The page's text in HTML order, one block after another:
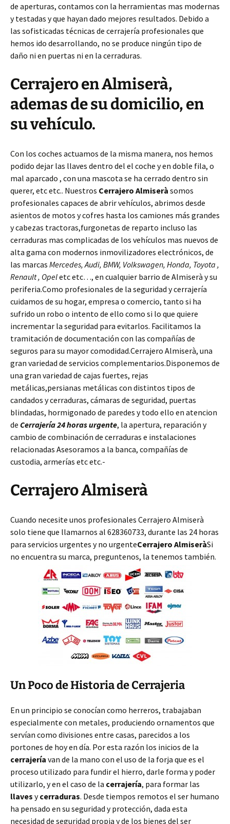
de aperturas, contamos con la herramientas mas modernas
y testadas y que hayan dado mejores resultados. Debido a
las sofisticadas técnicas de cerrajería profesionales que
hemos ido desarrollando, no se produce ningún tipo de
daño ni en puertas ni en la cerraduras.
Cerrajero en Almiserà,
ademas de su domicilio, en
su vehículo.
Con los coches actuamos de la misma manera, nos hemos
podido dejar las llaves dentro del el coche y en doble fila, o
mal aparcado , con una mascota se ha cerrado dentro sin
querer, etc etc.. Nuestros Cerrajero Almiserà somos
profesionales capaces de abrir vehículos, abrimos desde
asientos de motos y cofres hasta los camiones más grandes
y cabezas tractoras,furgonetas de reparto incluso las
cerraduras mas complicadas de los vehículos mas nuevos de
alta gama con modernos inmovilizadores electrónicos, de
las marcas Mercedes, Audi, BMW, Volkswagen, Honda, Toyota ,
Renault , Opeletc etc…, en cualquier barrio de Almiserà y su
periferia.Como profesionales de la seguridad y cerrajería
cuidamos de su hogar, empresa o comercio, tanto si ha
sufrido un robo o intento de ello como si lo que quiere
incrementar la seguridad para evitarlos. Facilitamos la
tramitación de documentación con las compañías de
seguros para su mayor comodidad.Cerrajero Almiserà, una
gran variedad de servicios complementarios.Disponemos de
una gran variedad de cajas fuertes, rejas
metálicas,persianas metálicas con distintos tipos de
candados y cerraduras, cámaras de seguridad, puertas
blindadas, hormigonado de paredes y todo ello en atencion
de Cerrajería 24 horas urgente, la apertura, reparación y
cambio de combinación de cerraduras e instalaciones
relacionadas Asesoramos a la banca, compañías de
custodia, armerías etc etc.-
Cerrajero Almiserà
Cuando necesite unos profesionales Cerrajero Almiserà
solo tiene que llamarnos al 628360733, durante las 24 horas
para servicios urgentes y no urgenteCerrajero AlmiseràSi
no encuentra su marca, preguntenos, la tenemos también.
Un Poco de Historia de Cerrajeria
En un principio se conocían como herreros, trabajaban
especialmente con metales, produciendo ornamentos que
servían como divisiones entre casas, parecidos a los
portones de hoy en día. Por esta razón los inicios de la
cerrajería van de la mano con el uso de la forja que es el
proceso utilizado para fundir el hierro, darle forma y poder
utilizarlo, y en el caso de la cerrajería, para formar las
llaves ycerraduras. Desde tiempos remotos el ser humano
ha pensado en su seguridad y protección, dada esta
necesidad de seguridad propia y de los bienes del ser